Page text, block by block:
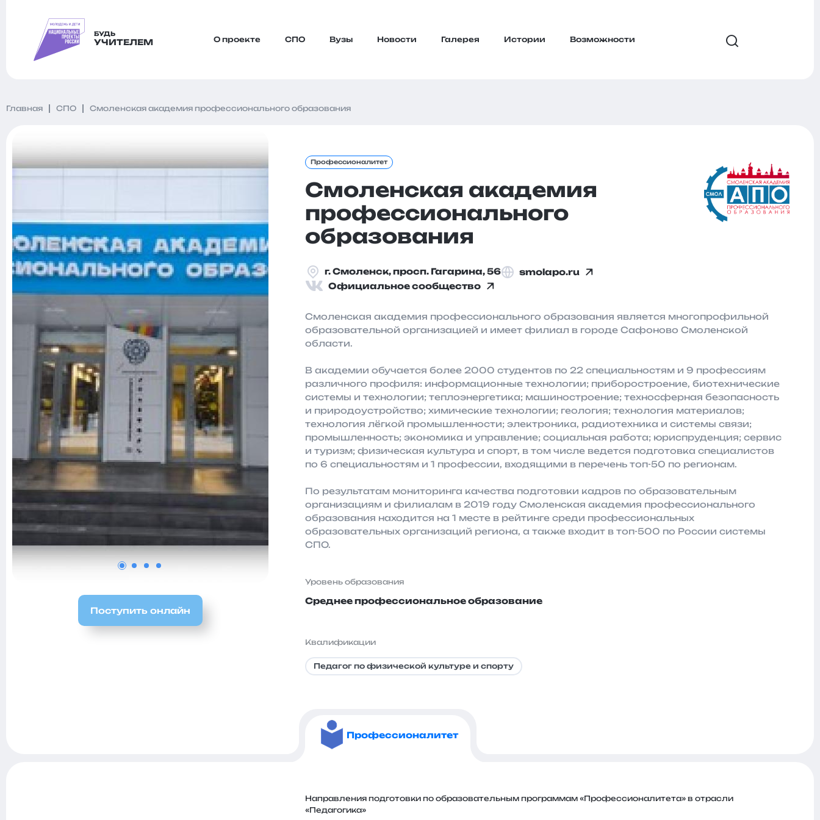
БУДЬ
УЧИТЕЛЕМ О проекте СПО Вузы Новости Галерея Истории Возможности
Главная СПО Смоленская академия профессионального образования
Поступить онлайн
Профессионалитет
Смоленская академия
профессионального
образования
г. Смоленск, просп. Гагарина, 56
smolapo.ru
Официальное сообщество
Смоленская академия профессионального образования является многопрофильной
образовательной организацией и имеет филиал в городе Сафоново Смоленской
области.
В академии обучается более 2000 студентов по 22 специальностям и 9 профессиям
различного профиля: информационные технологии; приборостроение, биотехнические
системы и технологии; теплоэнергетика; машиностроение; техносферная безопасность
и природоустройство; химические технологии; геология; технология материалов;
технология лёгкой промышленности; электроника, радиотехника и системы связи;
промышленность; экономика и управление; социальная работа; юриспруденция; сервис
и туризм; физическая культура и спорт, в том числе ведется подготовка специалистов
по 6 специальностям и 1 профессии, входящими в перечень топ-50 по регионам.
По результатам мониторинга качества подготовки кадров по образовательным
организациям и филиалам в 2019 году Смоленская академия профессионального
образования находится на 1 месте в рейтинге среди профессиональных
образовательных организаций региона, а также входит в топ-500 по России системы
СПО.
Уровень образования
Среднее профессиональное образование
Квалификации
Педагог по физической культуре и спорту
Профессионалитет
Направления подготовки по образовательным программам «Профессионалитета» в отрасли
«Педагогика»